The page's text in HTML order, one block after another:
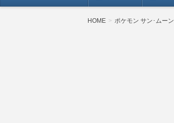
HOME ポケモン サン･ムーン